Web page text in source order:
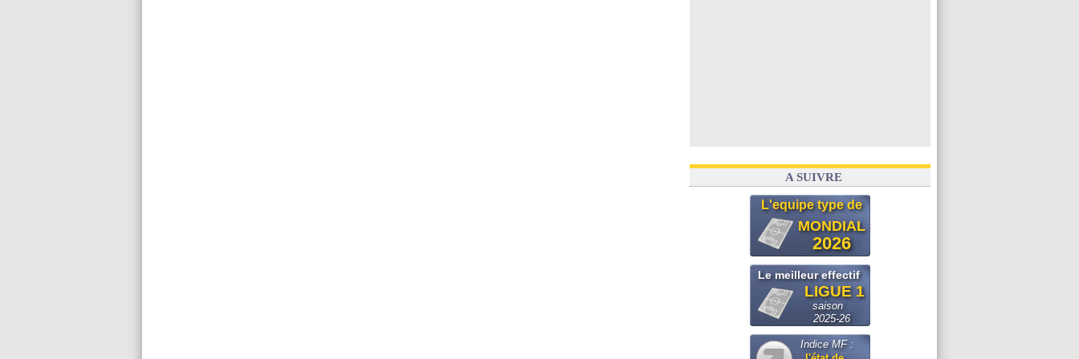
A SUIVRE
L'equipe type de
MONDIAL
2026
Le meilleur effectif
LIGUE 1
saison
2025-26
Indice MF :